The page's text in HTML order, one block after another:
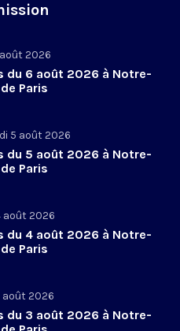
2026
du 6 août 2026 à Notre-
Paris
5 août 2026
du 5 août 2026 à Notre-
Paris
août 2026
du 4 août 2026 à Notre-
Paris
août 2026
du 3 août 2026 à Notre-